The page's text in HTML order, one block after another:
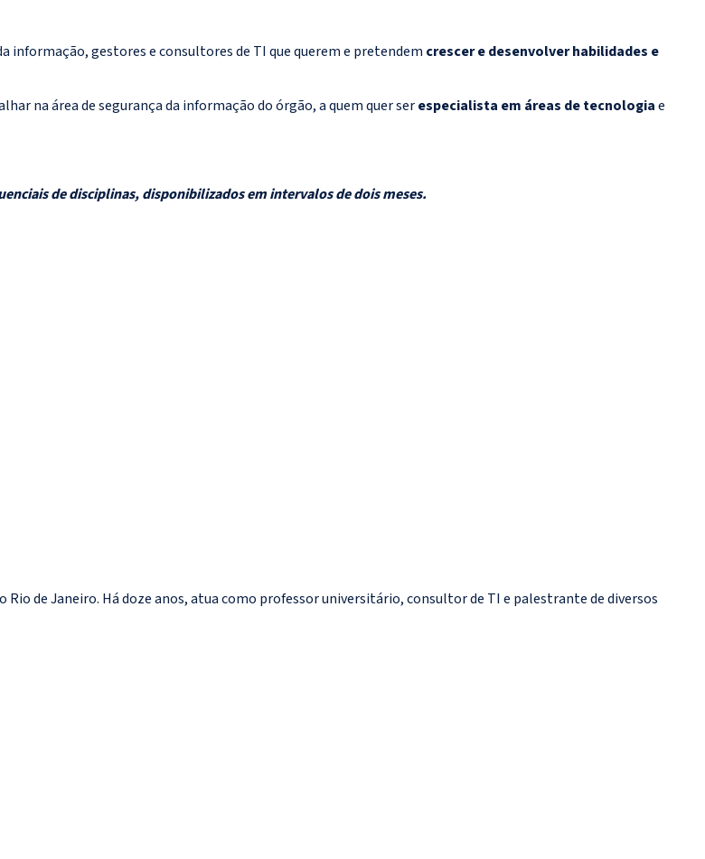
gestores e consultores de TI que querem e pretendem crescer e desenvolver habilidades e
na área de segurança da informação do órgão, a quem quer serespecialista em áreas de tecnologiae
de disciplinas, disponibilizados em intervalos de dois meses.
de Janeiro. Há doze anos, atua como professor universitário, consultor de TI e palestrante de diversos